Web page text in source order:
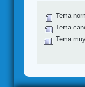
Tema
Tema
Tema